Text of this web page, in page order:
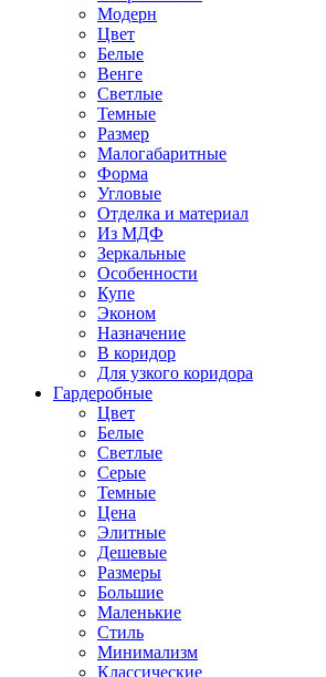
Модерн
Цвет
Белые
Венге
Светлые
Темные
Размер
Малогабаритные
Форма
Угловые
Отделка и материал
Из МДФ
Зеркальные
Особенности
Купе
Эконом
Назначение
В коридор
Для узкого коридора
Гардеробные
Цвет
Белые
Светлые
Серые
Темные
Цена
Элитные
Дешевые
Размеры
Большие
Маленькие
Стиль
Минимализм
Классические